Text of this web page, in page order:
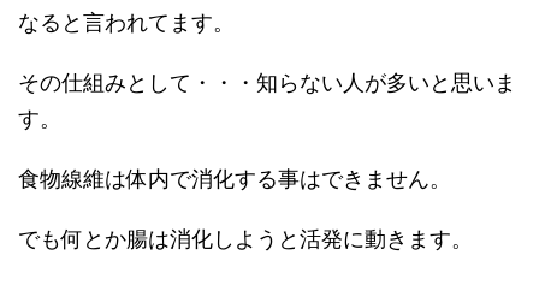
なると言われてます。
その仕組みとして・・・知らない人が多いと思いま
す。
食物線維は体内で消化する事はできません。
でも何とか腸は消化しようと活発に動きます。